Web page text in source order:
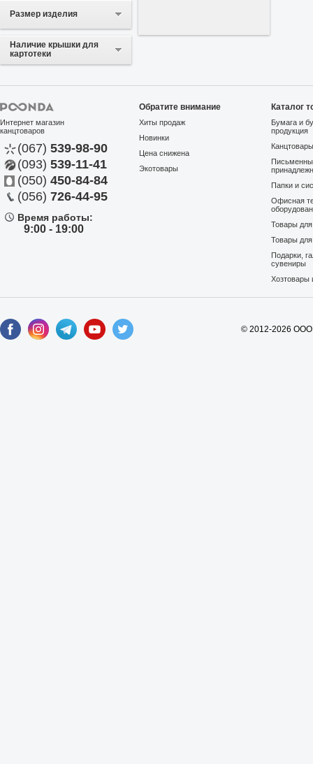
Размер изделия
Наличие крышки для
картотеки
Интернет магазин
канцтоваров
(067) 539-98-90
(093) 539-11-41
(050) 450-84-84
(056) 726-44-95
Время работы:
9:00 - 19:00
Обратите внимание
Хиты продаж
Новинки
Цена снижена
Экотовары
Каталог
Бумага и
продукция
Папки и
Офисная
Товары
Товары
Подарки,
сувениры
Хозтовары
© 2012-2026